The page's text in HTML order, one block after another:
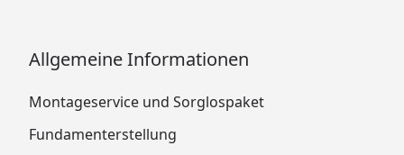
Allgemeine Informationen
Montageservice und Sorglospaket
Fundamenterstellung